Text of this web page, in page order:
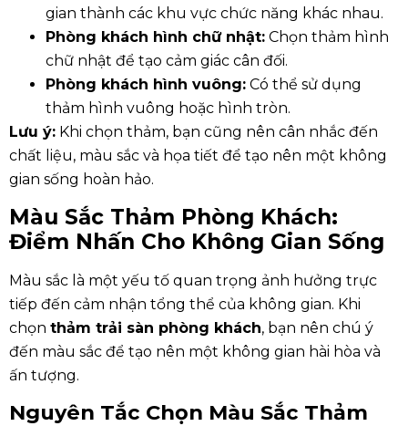
gian thành các khu vực chức năng khác nhau.
Phòng khách hình chữ nhật: Chọn thảm hình
chữ nhật để tạo cảm giác cân đối.
Phòng khách hình vuông: Có thể sử dụng
thảm hình vuông hoặc hình tròn.
Lưu ý: Khi chọn thảm, bạn cũng nên cân nhắc đến
chất liệu, màu sắc và họa tiết để tạo nên một không
gian sống hoàn hảo.
Màu Sắc Thảm Phòng Khách:
Điểm Nhấn Cho Không Gian Sống
Màu sắc là một yếu tố quan trọng ảnh hưởng trực
tiếp đến cảm nhận tổng thể của không gian. Khi
chọn thảm trải sàn phòng khách, bạn nên chú ý
đến màu sắc để tạo nên một không gian hài hòa và
ấn tượng.
Nguyên Tắc Chọn Màu Sắc Thảm